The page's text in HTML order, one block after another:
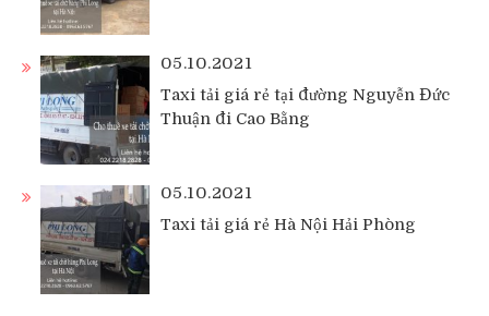
05.10.2021
Taxi tải giá rẻ tại đường Nguyễn Đức
Thuận đi Cao Bằng
05.10.2021
Taxi tải giá rẻ Hà Nội Hải Phòng